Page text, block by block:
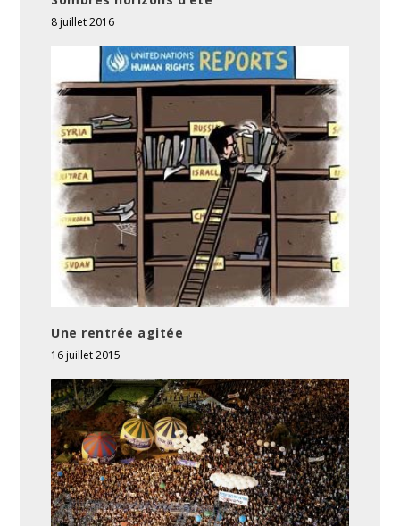
8 juillet 2016
Une rentrée agitée
16 juillet 2015